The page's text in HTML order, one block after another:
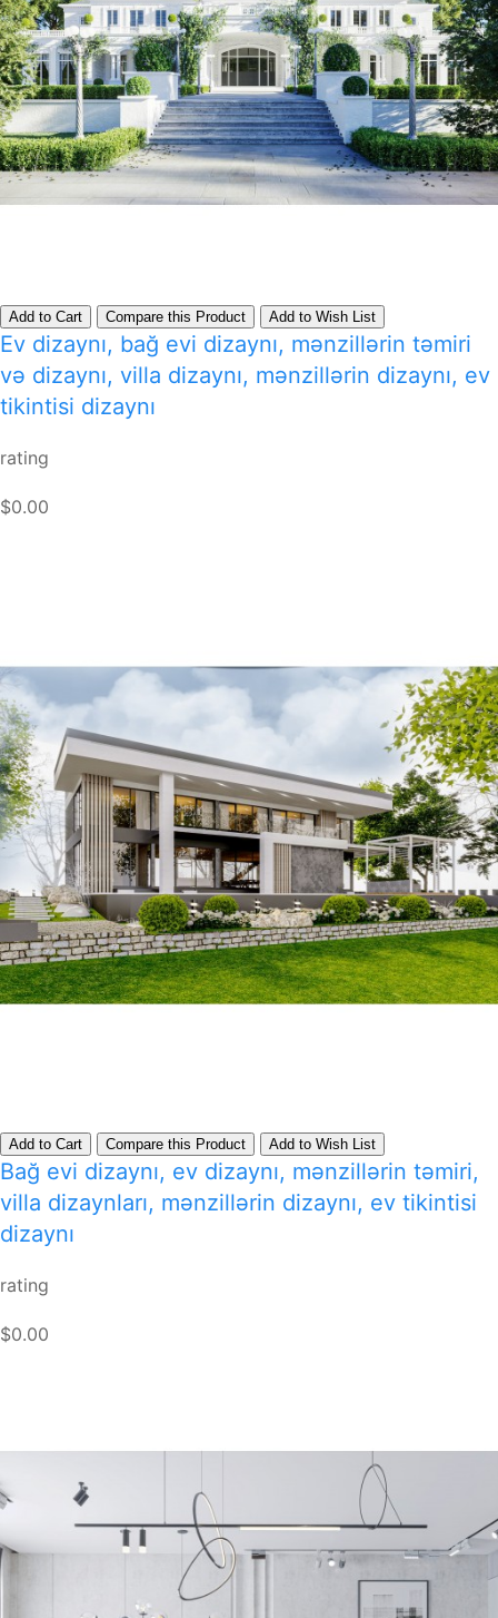
Add to Cart Compare this Product Add to Wish List
Ev dizaynı, bağ evi dizaynı, mənzillərin təmiri
və dizaynı, villa dizaynı, mənzillərin dizaynı, ev
tikintisi dizaynı
rating
$0.00
Add to Cart Compare this Product Add to Wish List
Bağ evi dizaynı, ev dizaynı, mənzillərin təmiri,
villa dizaynları, mənzillərin dizaynı, ev tikintisi
dizaynı
rating
$0.00